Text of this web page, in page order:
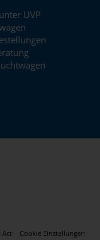
UVP
Act Cookie Einstellungen